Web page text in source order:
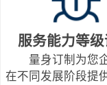
服务能力等级
量身订制为您
在不同发展阶段提